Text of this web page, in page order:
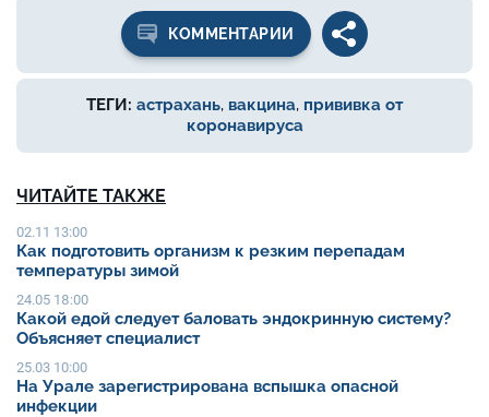
КОММЕНТАРИИ
ТЕГИ: астрахань, вакцина, прививка от
коронавируса
ЧИТАЙТЕ ТАКЖЕ
02.11 13:00
Как подготовить организм к резким перепадам
температуры зимой
24.05 18:00
Какой едой следует баловать эндокринную систему?
Объясняет специалист
25.03 10:00
На Урале зарегистрирована вспышка опасной
инфекции